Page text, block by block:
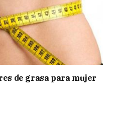
de grasa para mujer